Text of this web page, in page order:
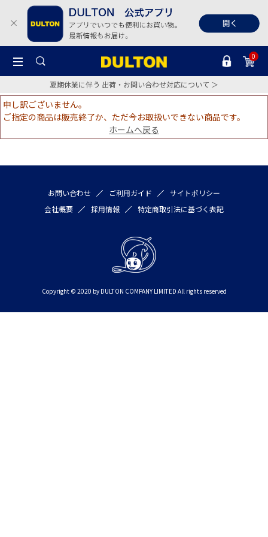
0
夏期休業に伴う 出荷・お問い合わせ対応について ＞
申し訳ございません。
ご指定の商品は販売終了か、ただ今お取扱いできない商品です。
ホームへ戻る
お問い合わせ ご利用ガイド
サイトポリシー
会社概要
採用情報 特定商取引法に基づく表記
Copyright © 2020 by DULTON COMPANY LIMITED All rights reserved